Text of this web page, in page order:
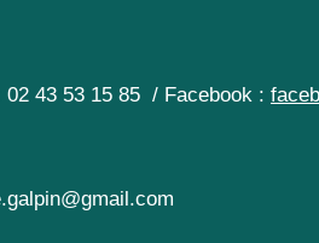
43 53 15 85 / Facebook :